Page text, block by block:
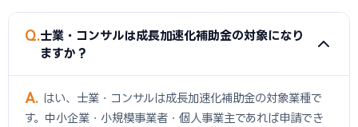
Q 士業・コンサルは成長加速化補助金の対象になり
ますか？
A
はい、士業・コンサルは成長加速化補助金の対象業種で
す。中小企業・小規模事業者・個人事業主であれば申請でき